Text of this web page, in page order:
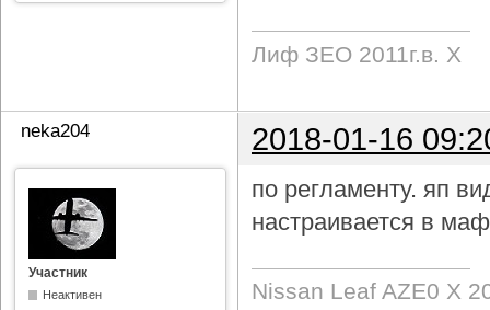
Лиф ЗЕО 2011г.в. Х
neka204 2018-01-16
Участник
Неактивен
по регламенту. яп
настраивается в
Nissan Leaf AZE0 X